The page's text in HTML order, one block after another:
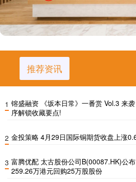
推荐资讯
1 镕盛融资 《坂本日常》一番赏 Vol.3 来
序解锁收藏要点!
2 金投策略 4月29日国际铜期货收盘上涨
3 富腾优配 太古股份公司B(00087.HK)公
259.26万港元回购25万股股份